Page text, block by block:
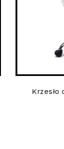
Krzesło